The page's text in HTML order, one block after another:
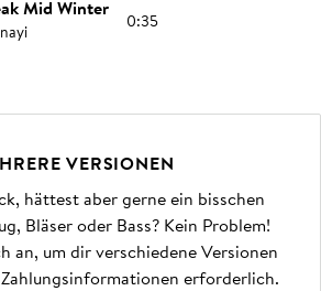
Mid Winter
0:35
VERSIONEN
hättest aber gerne ein bisschen
Bläser oder Bass? Kein Problem!
an, um dir verschiedene Versionen
erforderlich.